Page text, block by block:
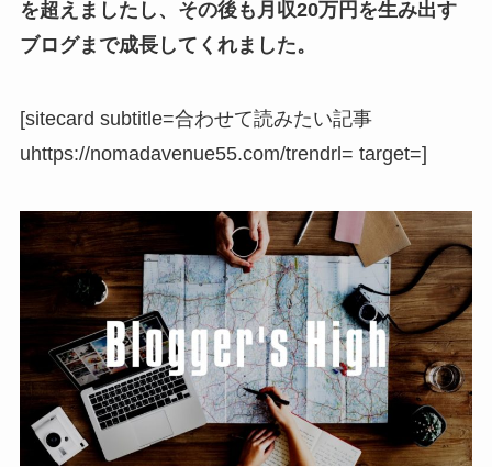
を超えましたし、その後も月収20万円を生み出す
ブログまで成長してくれました。
[sitecard subtitle=合わせて読みたい記事
uhttps://nomadavenue55.com/trendrl= target=]